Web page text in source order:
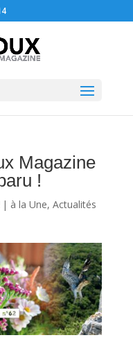
Magazine
!
à la Une, Actualités